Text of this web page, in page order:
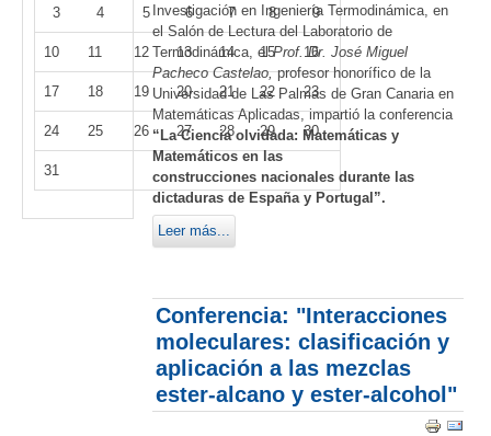
3 4 5 6 7 8 9
10 11 12 13 14 15 16
17 18 19 20 21 22 23
24 25 26 27 28 29 30
31
Investigación en Ingeniería Termodinámica, en
el Salón de Lectura del Laboratorio de
Termodinámica, elProf. Dr. José Miguel
Pacheco Castelao,profesor honorífico de la
Universidad de Las Palmas de Gran Canaria en
Matemáticas Aplicadas, impartió la conferencia
“La Ciencia olvidada: Matemáticas y
Matemáticos en las
construcciones nacionales durante las
dictaduras de España y Portugal”.
Leer más...
Conferencia: "Interacciones
moleculares: clasificación y
aplicación a las mezclas
ester-alcano y ester-alcohol"